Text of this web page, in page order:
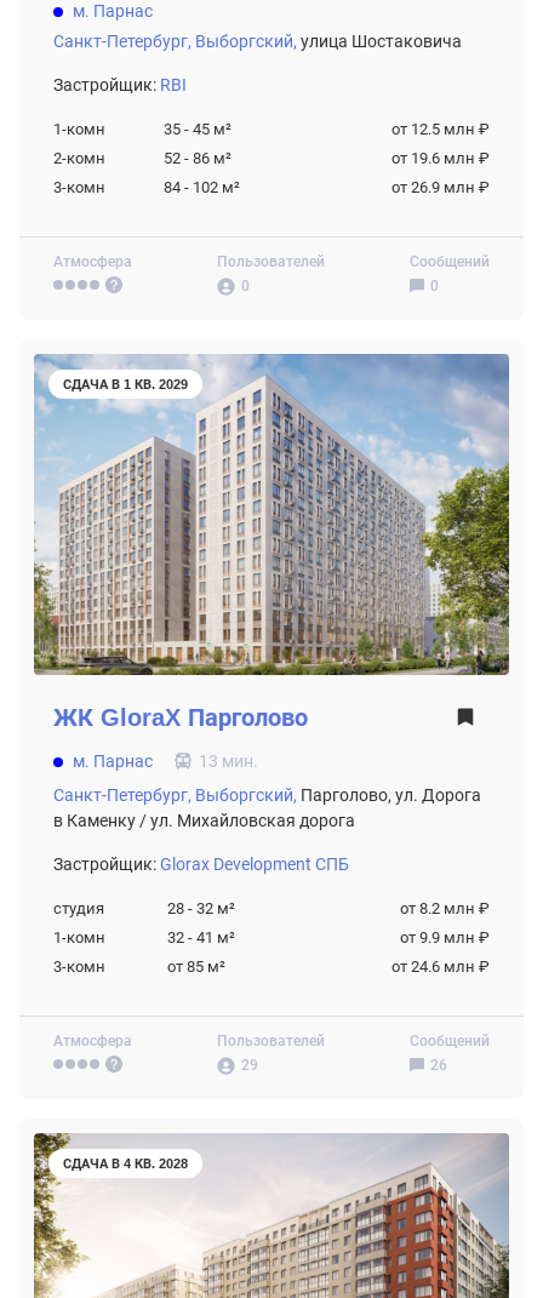
Атмосфера
Пользователей
0
Сообщений
0
м. Парнас
Санкт-Петербург, Выборгский, улица Шостаковича
Застройщик: RBI
1-комн 35 - 45 м²
от 12.5 млн ₽
2-комн
52 - 86 м²
от 19.6 млн ₽
3-комн
84 - 102 м² от 26.9 млн ₽
СДАЧА В 1 КВ. 2029
Атмосфера
Пользователей
29
Сообщений
26
ЖК GloraX Парголово
м. Парнас
13 мин.
Санкт-Петербург, Выборгский, Парголово, ул. Дорога
в Каменку / ул. Михайловская дорога
Застройщик:Glorax Development СПБ
студия 28 - 32 м²
от 8.2 млн ₽
1-комн
32 - 41 м²
от 9.9 млн ₽
3-комн
от 85 м² от 24.6 млн ₽
СДАЧА В 4 КВ. 2028